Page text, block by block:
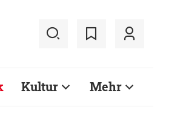
Kultur Mehr